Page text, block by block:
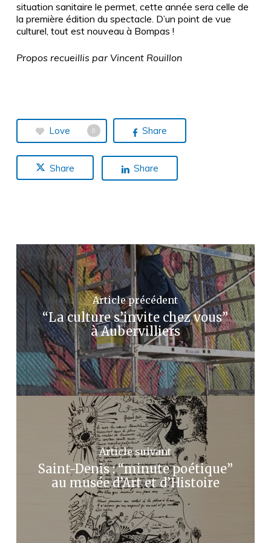
situation sanitaire le permet, cette année sera celle de
la première édition du spectacle. D’un point de vue
culturel, tout est nouveau à Bompas !
Propos recueillis par Vincent Rouillon
Love 0 Share
Share Share
Article précédent
“La culture s’invite chez vous”
à Aubervilliers
Article suivant
Saint-Denis : “minute poétique”
au musée d’Art et d’Histoire